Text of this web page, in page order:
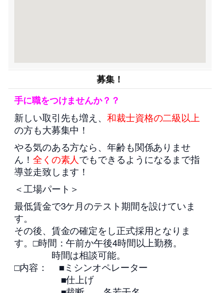
募集！
手に職をつけませんか？？
新しい取引先も増え、 和裁士資格の二級以上
の方も大募集中！
やる気のある方なら、年齢も関係ありませ
ん！ 全くの素人でもできるようになるまで指
導並走致します！
＜工場パート＞
最低賃金で3ケ月のテスト期間を設けていま
す。
その後、賃金の確定をし正式採用となりま
す。□時間：午前か午後4時間以上勤務。
時間は相談可能。
□内容： ■ミシンオペレーター
■仕上げ